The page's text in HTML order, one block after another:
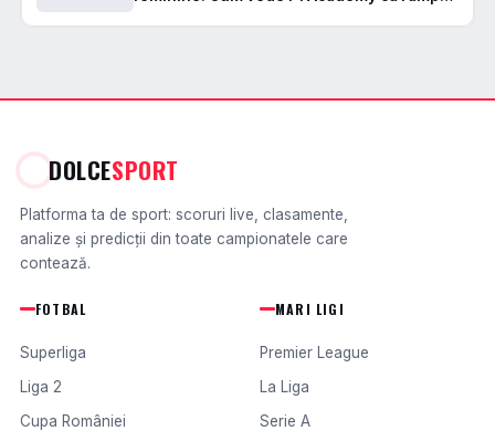
DOLCESPORT
Platforma ta de sport: scoruri live, clasamente,
analize și predicții din toate campionatele care
contează.
FOTBAL
Superliga
Liga 2
Cupa României
MARI LIGI
Premier League
La Liga
Serie A